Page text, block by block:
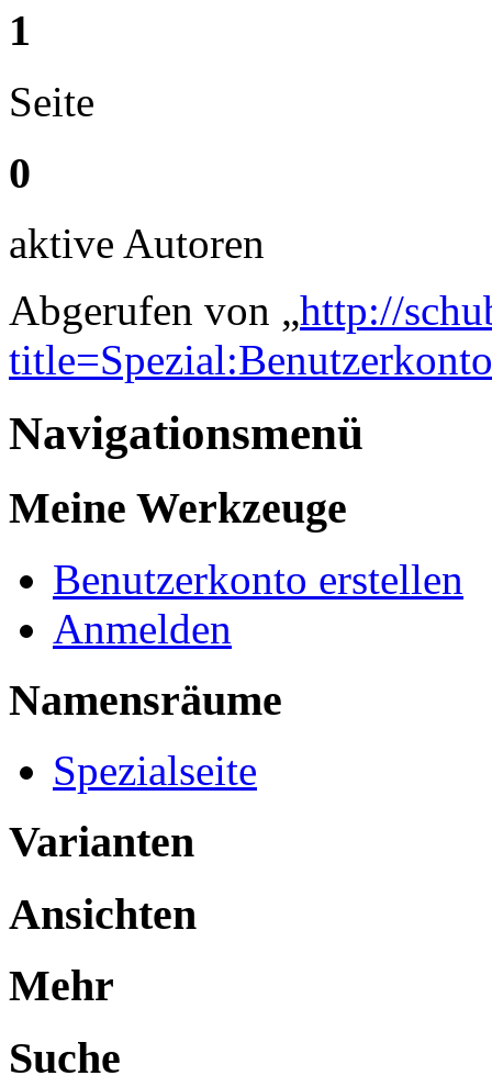
1
Seite
0
aktive Autoren
Abgerufen von „http://
Navigationsmenü
Meine Werkzeuge
Benutzerkonto erstellen
Anmelden
Namensräume
Spezialseite
Varianten
Ansichten
Mehr
Suche